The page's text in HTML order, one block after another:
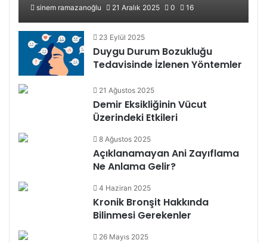
sinem ramazanoğlu 21 Aralık 2025 0 16
23 Eylül 2025
Duygu Durum Bozukluğu
Tedavisinde İzlenen Yöntemler
21 Ağustos 2025
Demir Eksikliğinin Vücut
Üzerindeki Etkileri
8 Ağustos 2025
Açıklanamayan Ani Zayıflama
Ne Anlama Gelir?
4 Haziran 2025
Kronik Bronşit Hakkında
Bilinmesi Gerekenler
26 Mayıs 2025